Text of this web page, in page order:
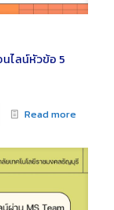
ไลน์หัวข้อ 5
Read more